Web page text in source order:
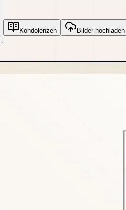
Kondolenzen Bilder hochladen